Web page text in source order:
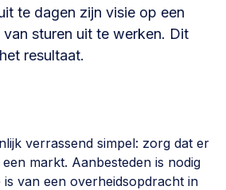
ondernemingsplan maken >
ABCD, welkomstcultuur >
stimuleren, netwerken
te dagen zijn visie op een
sturen uit te werken. Dit
resultaat.
verrassend simpel: zorg dat er
markt. Aanbesteden is nodig
van een overheidsopdracht in